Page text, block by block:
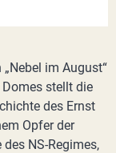
„Nebel im August“
stellt die
des Ernst
Opfer der
NS-Regimes,